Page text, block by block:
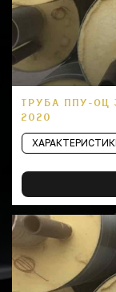
ТРУБА ППУ-ОЦ
2020